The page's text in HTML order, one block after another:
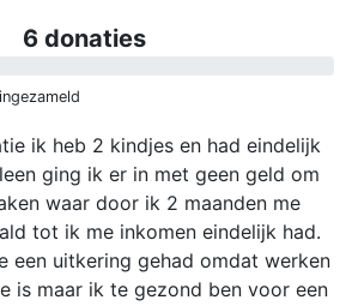
6 donaties
ingezameld
ik heb 2 kindjes en had eindelijk
ging ik er in met geen geld om
waar door ik 2 maanden me
tot ik me inkomen eindelijk had.
een uitkering gehad omdat werken
is maar ik te gezond ben voor een